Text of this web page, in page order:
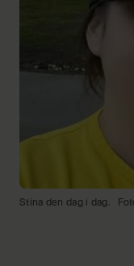
Stina den dag i dag.